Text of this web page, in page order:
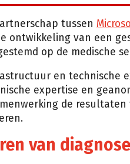
tussen
ontwikkeling van een
op de medische
en technische
expertise en
de
van